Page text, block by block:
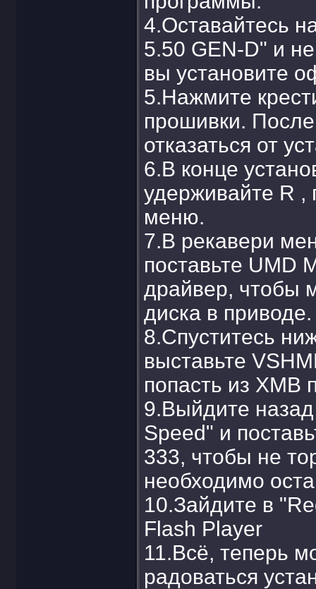
4.Оставайтесь
5.50 GEN-D" и
вы установите
5.Нажмите
прошивки.
отказаться от
6.В конце
удерживайте R ,
меню.
7.В рекавери
поставьте UMD
драйвер, чтобы
диска в приводе.
8.Спуститесь
выставьте
попасть из XMB
9.Выйдите
Speed" и
333, чтобы не
необходимо
10.Зайдите в
Flash Player
11.Всё, теперь
радоваться